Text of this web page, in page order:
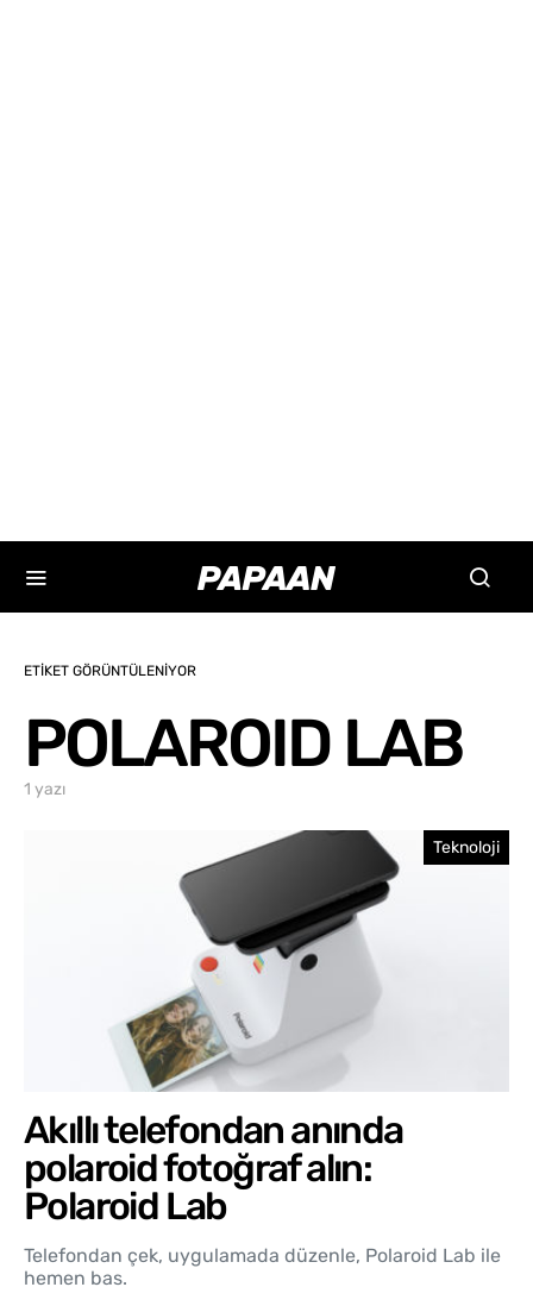
ETIKET GÖRÜNTÜLENIYOR
POLAROID LAB
1 yazı
Teknoloji
Akıllı telefondan anında
polaroid fotoğraf alın:
Polaroid Lab
Telefondan çek, uygulamada düzenle, Polaroid Lab ile
hemen bas.